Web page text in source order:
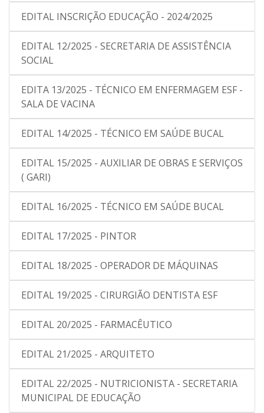
EDITAL INSCRIÇÃO EDUCAÇÃO - 2024/2025
EDITAL 12/2025 - SECRETARIA DE ASSISTÊNCIA
SOCIAL
EDITA 13/2025 - TÉCNICO EM ENFERMAGEM ESF -
SALA DE VACINA
EDITAL 14/2025 - TÉCNICO EM SAÚDE BUCAL
EDITAL 15/2025 - AUXILIAR DE OBRAS E SERVIÇOS
( GARI)
EDITAL 16/2025 - TÉCNICO EM SAÚDE BUCAL
EDITAL 17/2025 - PINTOR
EDITAL 18/2025 - OPERADOR DE MÁQUINAS
EDITAL 19/2025 - CIRURGIÃO DENTISTA ESF
EDITAL 20/2025 - FARMACÊUTICO
EDITAL 21/2025 - ARQUITETO
EDITAL 22/2025 - NUTRICIONISTA - SECRETARIA
MUNICIPAL DE EDUCAÇÃO